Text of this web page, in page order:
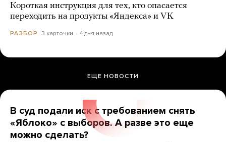
Короткая инструкция для тех, кто опасается
переходить на продукты «Яндекса» и VK
РАЗБОР 3 карточки 4 дня назад
ЕЩЕ НОВОСТИ
В суд подали иск с требованием снять
«Яблоко» с выборов. А разве это еще
можно сделать?